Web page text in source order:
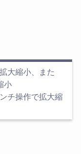
大縮小、また
小
チ操作で拡大縮